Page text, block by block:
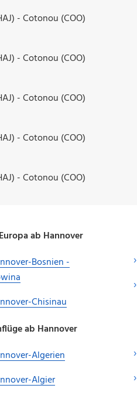
- Cotonou (COO)
- Cotonou (COO)
- Cotonou (COO)
- Cotonou (COO)
- Cotonou (COO)
ab Hannover
Bosnien -
Chisinau
ab Hannover
Algerien
Algier